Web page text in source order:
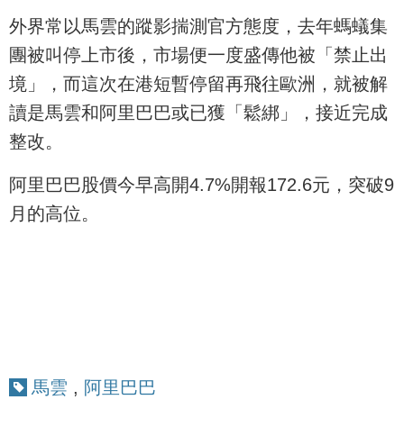
外界常以馬雲的蹤影揣測官方態度，去年螞蟻集
團被叫停上市後，市場便一度盛傳他被「禁止出
境」，而這次在港短暫停留再飛往歐洲，就被解
讀是馬雲和阿里巴巴或已獲「鬆綁」，接近完成
整改。
阿里巴巴股價今早高開4.7%開報172.6元，突破9
月的高位。
馬雲 , 阿里巴巴